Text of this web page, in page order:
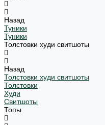
Назад
Туники
Туники
Толстовки худи свитшоты
Назад
Толстовки худи свитшоты
Толстовки
Худи
Свитшоты
Топы